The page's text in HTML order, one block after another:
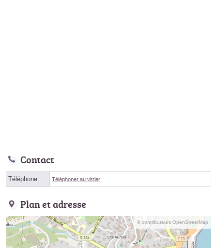
Contact
Téléphone Téléphoner au vitrier
Plan et adresse
© contributeurs OpenStreetMap